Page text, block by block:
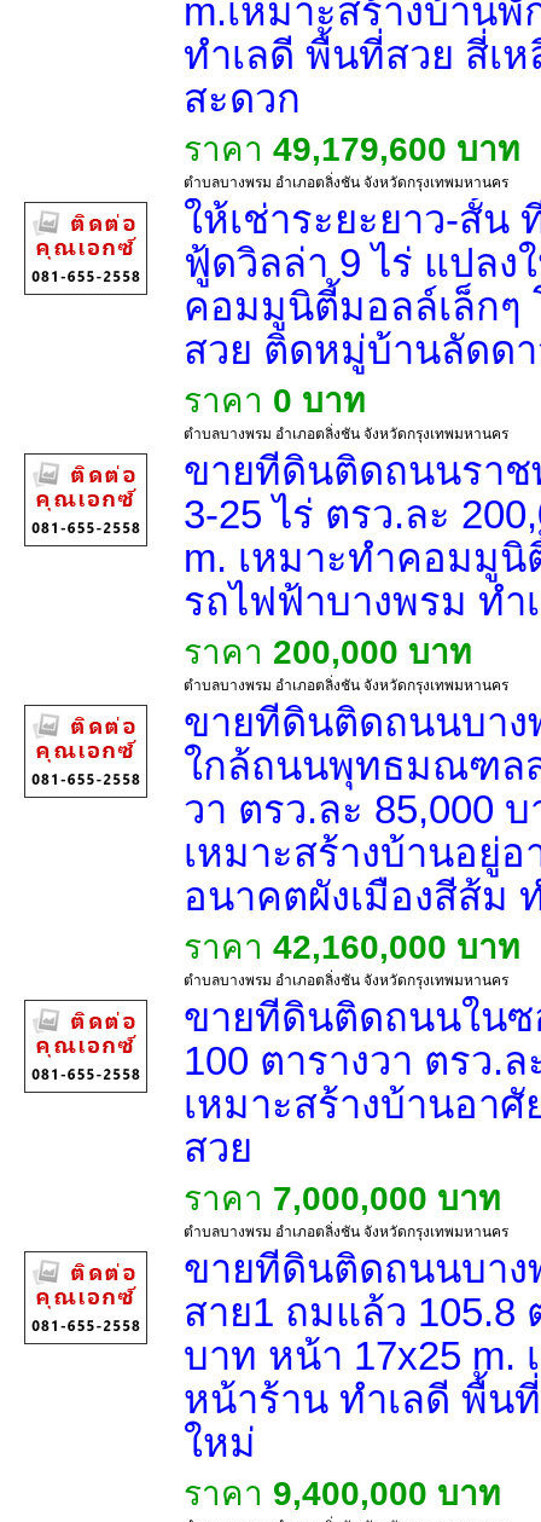
m.เหมาะสร้างบ้าน
ทำเลดี พื้นที่สวย สี่เ
สะดวก
ราคา 49,179,600 บาท
ตำบลบางพรม อำเภอตลิ่งชัน จังหวัดกรุงเทพมหานคร
ให้เช่าระยะยาว-สั้
ฟู้ดวิลล่า 9 ไร่ แปลง
คอมมูนิตี้มอลล์เล็กๆ
สวย ติดหมู่บ้านลัดด
ราคา 0 บาท
ตำบลบางพรม อำเภอตลิ่งชัน จังหวัดกรุงเทพมหานคร
ขายที่ดินติดถนนราช
3-25 ไร่ ตรว.ละ
m. เหมาะทำคอมมู
รถไฟฟ้าบางพรม ทำ
ราคา 200,000 บาท
ตำบลบางพรม อำเภอตลิ่งชัน จังหวัดกรุงเทพมหานคร
ขายที่ดินติดถนนบาง
ใกล้ถนนพุทธมณฑลส
วา ตรว.ละ 85,000
เหมาะสร้างบ้านอยู่
อนาคตผังเมืองสีส้ม
ราคา 42,160,000 บาท
ตำบลบางพรม อำเภอตลิ่งชัน จังหวัดกรุงเทพมหานคร
ขายที่ดินติดถนนในซ
100 ตารางวา ตรว.
เหมาะสร้างบ้านอา
สวย
ราคา 7,000,000 บาท
ตำบลบางพรม อำเภอตลิ่งชัน จังหวัดกรุงเทพมหานคร
ขายที่ดินติดถนนบา
สาย1 ถมแล้ว 105.8
บาท หน้า 17x25 m.
หน้าร้าน ทำเลดี พื้น
ใหม่
ราคา 9,400,000 บาท